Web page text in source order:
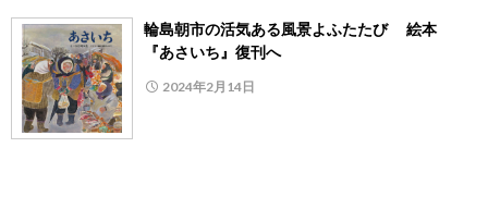
輪島朝市の活気ある風景よふたたび 絵本
『あさいち』復刊へ
2024年2月14日